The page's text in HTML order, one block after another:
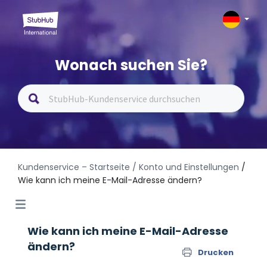
Wonach suchen Sie?
Kundenservice – Startseite / Konto und Einstellungen /
Wie kann ich meine E-Mail-Adresse ändern?
Wie kann ich meine E-Mail-Adresse
ändern?
Drucken